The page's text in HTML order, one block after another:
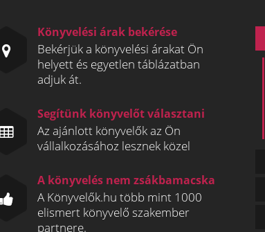
Könyvelési árak bekérése
Bekérjük a könyvelési árakat Ön
helyett és egyetlen táblázatban
adjuk át.
Segítünk könyvelőt választani
Az ajánlott könyvelők az Ön
vállalkozásához lesznek közel
A könyvelés nem zsákbamacska
A Könyvelők.hu több mint 1000
elismert könyvelő szakember
partnere.